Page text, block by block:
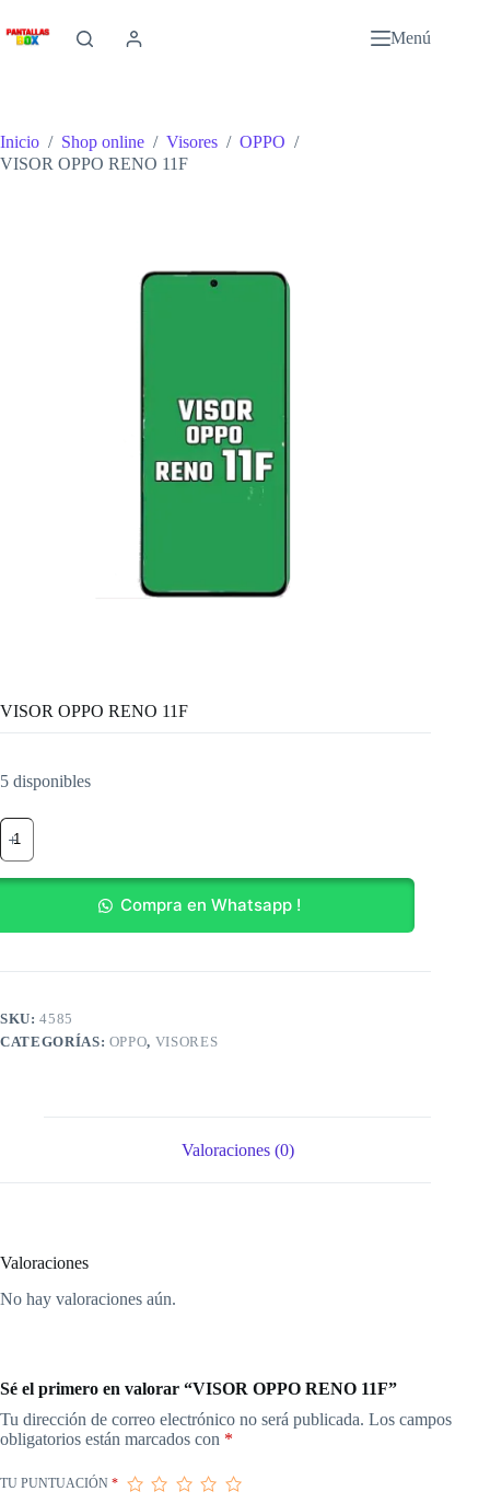
al
contenido
Menú
Inicio / Shop online / Visores / OPPO /
VISOR OPPO RENO 11F
VISOR OPPO RENO 11F
5 disponibles
VISOR
OPPO
RENO
11F
Compra en Whatsapp !
SKU:4585
CATEGORÍAS: OPPO, VISORES
Valoraciones (0)
Valoraciones
No hay valoraciones aún.
Sé el primero en valorar “VISOR OPPO RENO 11F”
Tu dirección de correo electrónico no será publicada. Los campos
obligatorios están marcados con *
TU PUNTUACIÓN *